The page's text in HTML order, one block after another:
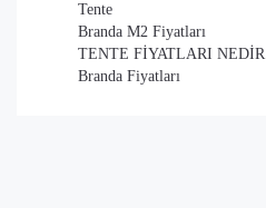
Tente
Branda M2 Fiyatları
TENTE FİYATLARI NEDİR
Branda Fiyatları